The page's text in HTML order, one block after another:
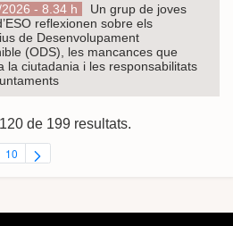
- 8.34 h
Un grup de joves
reflexionen sobre els
de Desenvolupament
(ODS), les mancances que
la ciutadania i les responsabilitats
de 199 resultats.
TAB per navegar.
intermèdies Utilitzeu TAB per navegar.
Pàgina
10